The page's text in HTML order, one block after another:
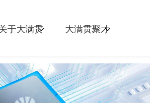
于大满贯 大满贯聚才